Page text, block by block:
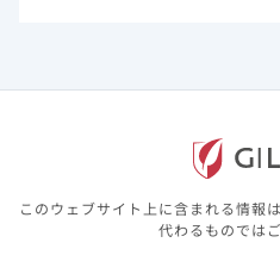
デシコビ投与群では、ベースラ
中アルブミン/Cr比、尿中RBP
低下していました。
このウェブサイト上に含まれる情報
代わるものでは